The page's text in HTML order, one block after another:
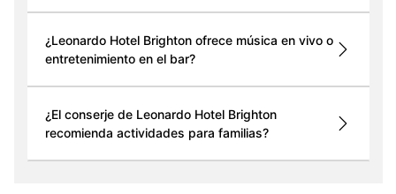
¿Leonardo Hotel Brighton ofrece música en vivo o
entretenimiento en el bar?
¿El conserje de Leonardo Hotel Brighton
recomienda actividades para familias?